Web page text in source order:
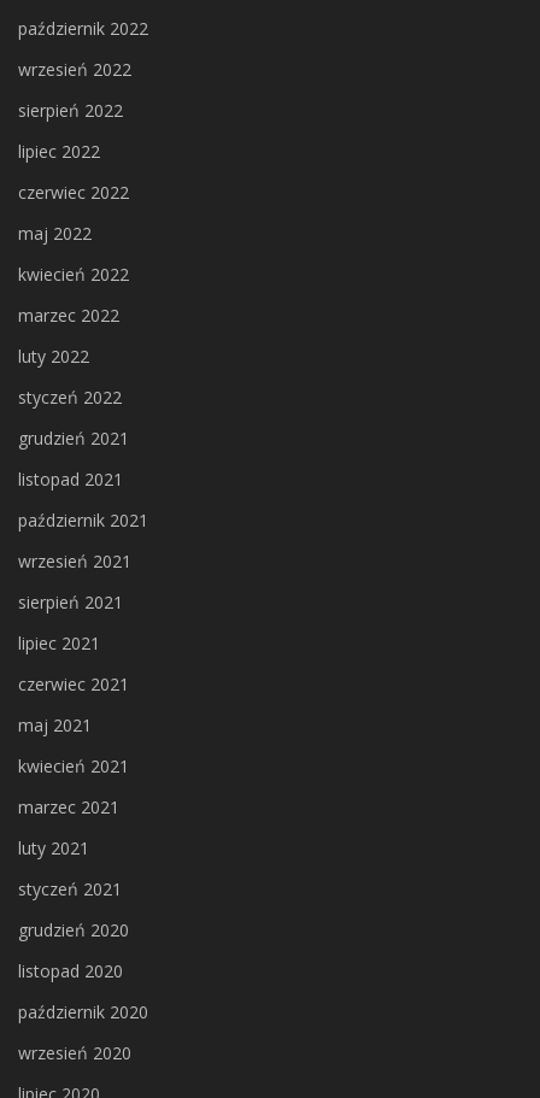
październik 2022
wrzesień 2022
sierpień 2022
lipiec 2022
czerwiec 2022
maj 2022
kwiecień 2022
marzec 2022
luty 2022
styczeń 2022
grudzień 2021
listopad 2021
październik 2021
wrzesień 2021
sierpień 2021
lipiec 2021
czerwiec 2021
maj 2021
kwiecień 2021
marzec 2021
luty 2021
styczeń 2021
grudzień 2020
listopad 2020
październik 2020
wrzesień 2020